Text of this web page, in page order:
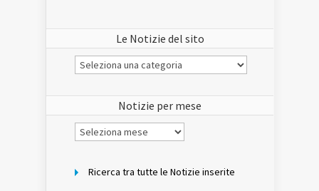
Le Notizie del sito
Le
Notizie
Notizie per mese
Notizie
per
Ricerca tra tutte le Notizie inserite